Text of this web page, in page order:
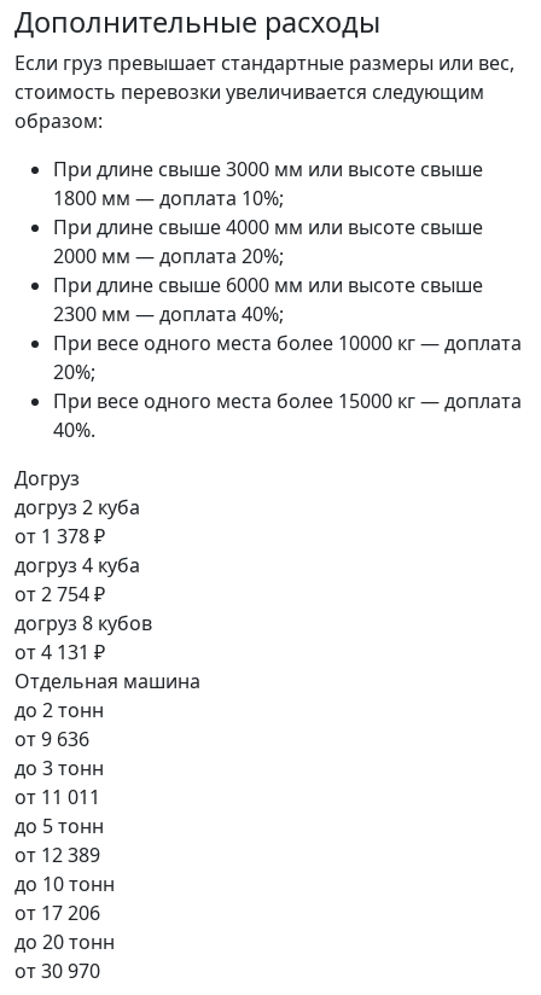
Дополнительные расходы
Если груз превышает стандартные размеры или вес,
стоимость перевозки увеличивается следующим
образом:
При длине свыше 3000 мм или высоте свыше
1800 мм — доплата 10%;
При длине свыше 4000 мм или высоте свыше
2000 мм — доплата 20%;
При длине свыше 6000 мм или высоте свыше
2300 мм — доплата 40%;
При весе одного места более 10000 кг — доплата
20%;
При весе одного места более 15000 кг — доплата
40%.
Догруз
догруз 2 куба
от 1 378 ₽
догруз 4 куба
от2 754 ₽
догруз 8 кубов
от4 131 ₽
Отдельная машина
до 2 тонн
от9 636
до 3 тонн
от 11 011
до 5 тонн
от 12 389
до 10 тонн
от 17 206
до 20 тонн
от30 970